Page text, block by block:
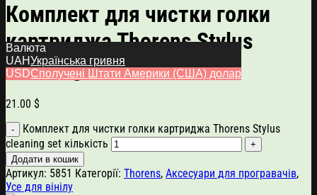
Комплект для чистки голки
картриджа Thorens Stylus
cleaning set
21.00 $
Комплект для чистки голки картриджа Thorens Stylus
cleaning set кількість
Додати в кошик
Артикул: 5851 Категорії: Thorens, Аксесуари для програвачів,
Усе для вінілу
Валюта
UAHУкраїнська гривня
USDСполучені Штати Америки (США) долар